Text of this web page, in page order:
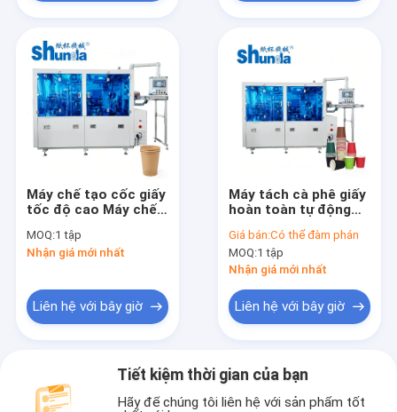
Máy chế tạo cốc giấy
tốc độ cao Máy chế
kép
MOQ:1 tập
Nhận giá mới nhất
Liên hệ với bây giờ
Máy tách cà phê giấy
hoàn toàn tự động
phục vụ hiệu suất
cao
Giá bán:Có thể đàm phán
MOQ:1 tập
Nhận giá mới nhất
Liên hệ với bây giờ
Tiết kiệm thời gian của bạn
Hãy để chúng tôi liên hệ với sản phẩm tốt